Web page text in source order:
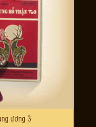
ương 3